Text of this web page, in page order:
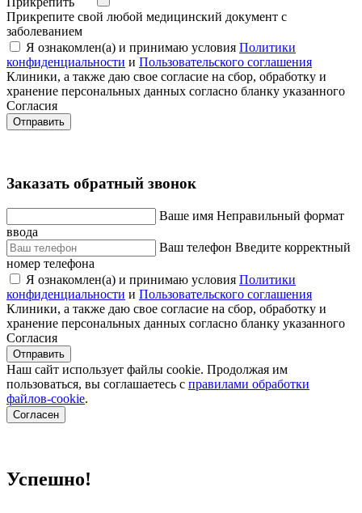
Прикрепите свой любой медицинский документ с
заболеванием
Я ознакомлен(а) и принимаю условия Политики
конфиденциальности и Пользовательского соглашения
Клиники, а также даю свое согласие на сбор, обработку и
хранение персональных данных согласно бланку указанного
Согласия
Отправить
Заказать обратный звонок
Ваше имя Неправильный формат
ввода
Ваш телефон Введите корректный
номер телефона
Я ознакомлен(а) и принимаю условия Политики
конфиденциальности и Пользовательского соглашения
Клиники, а также даю свое согласие на сбор, обработку и
хранение персональных данных согласно бланку указанного
Согласия
Отправить
Наш сайт использует файлы cookie. Продолжая им
пользоваться, вы соглашаетесь c правилами обработки
файлов-cookie.
Согласен
Успешно!